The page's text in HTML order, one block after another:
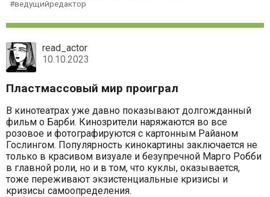
ведущийредактор
read_actor
10.10.2023
Пластмассовый мир проиграл
В кинотеатрах уже давно показывают долгожданный
фильм о Барби. Кинозрители наряжаются во все
розовое и фотографируются с картонным Райаном
Гослингом. Популярность кинокартины заключается не
только в красивом визуале и безупречной Марго Робби
в главной роли, но и в том, что куклы, оказывается,
тоже переживают экзистенциальные кризисы и
кризисы самоопределения.